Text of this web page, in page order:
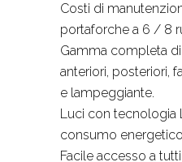
Costi di
portaforche a 6 / 8
Gamma completa
anteriori, posteriori,
e lampeggiante.
Luci con tecnologia
consumo energetico
Facile accesso a